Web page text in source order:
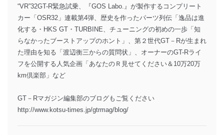
“VR”32GT-R緊急試乗、『GOS Labo.』が製作するコンプリート
カー「OSR32」連載第4弾、歴史を作ったパーツ列伝「逸品は進
化する・HKS GT・TURBINE、チューニングの初めの一歩「知
らなかったブーストアップのホント」、第２世代GT－Rが生まれ
た理由を知る「渡辺衡三からの質問状」、オーナーのGT-Rライ
フを公開する人気企画「あなたのＲ見せてください＆10万20万
km倶楽部」など
GT－Rマガジン編集部のブログもご覧ください
http://www.kotsu-times.jp/gtrmag/blog/